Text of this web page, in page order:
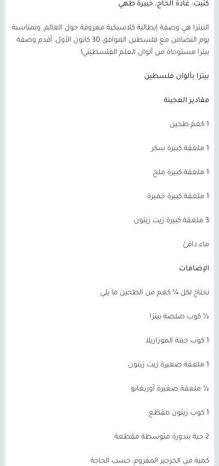
كتبت: غادة الحاج، خبيرة طهي
البيتزا هي وصفة إيطالية كلاسيكية معروفة حول العالم. وبمناسبة
يوم التضامن مع فلسطين الموافق 30 كانون الأول، أقدم وصفة
بيتزا مستوحاة من ألوان العلم الفلسطيني!
بيتزا بألوان فلسطين
مقادير العجينة
1 كغم طحين
1 ملعقة كبيرة سكر
1 ملعقة كبيرة ملح
1 ملعقة كبيرة خميرة
3 ملعقة كبيرة زيت زيتون
ماء دافئ
الإضافات
نحتاج لكل ¼ كغم من الطحين ما يلي
½ كوب صلصة بيتزا
1 كوب جبنة الموزاريلا
1 ملعقة صغيرة زيت زيتون
½ ملعقة صغيرة أوريغانو
1 كوب زيتون مقطّع
2 حبة بندورة متوسطة مقطعة
كمية من الجرجير المفروم، حسب الحاجة